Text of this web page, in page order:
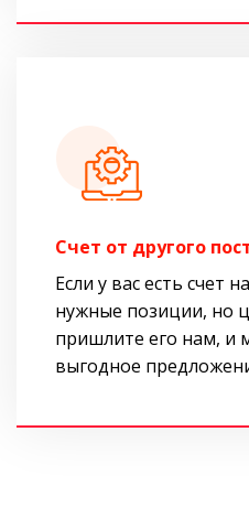
Cчет от другого
Если у вас есть счет
нужные позиции, но
пришлите его нам, и
выгодное